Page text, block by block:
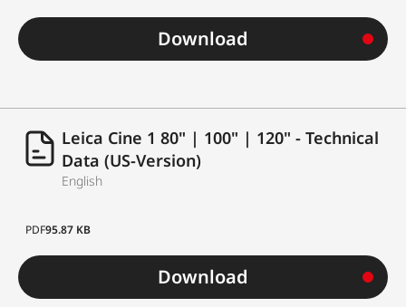
Download
Leica Cine 1 80" | 100" | 120" - Technical
Data (US-Version)
English
PDF95.87 KB
Download